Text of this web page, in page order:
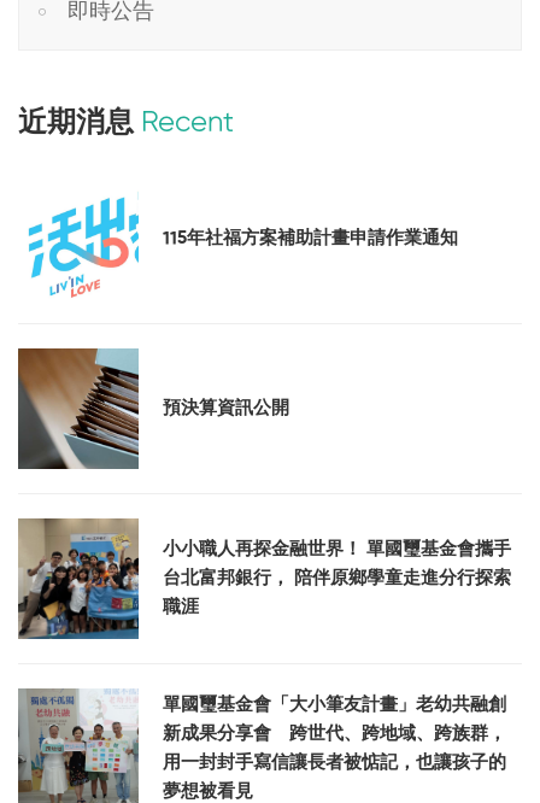
即時公告
近期消息 Recent
115年社福方案補助計畫申請作業通知
預決算資訊公開
小小職人再探金融世界！ 單國璽基金會攜手
台北富邦銀行， 陪伴原鄉學童走進分行探索
職涯
單國璽基金會「大小筆友計畫」老幼共融創
新成果分享會 跨世代、跨地域、跨族群，
用一封封手寫信讓長者被惦記，也讓孩子的
夢想被看見